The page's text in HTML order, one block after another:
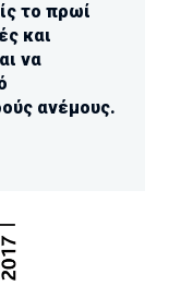
το πρωί
και
να
ανέμους.